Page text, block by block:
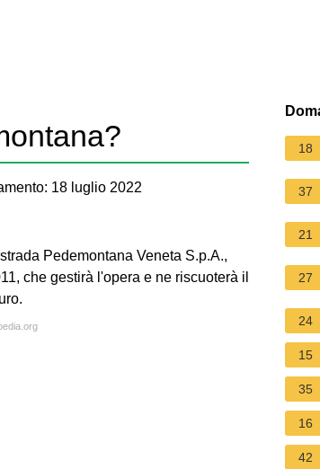
18 luglio 2022
Pedemontana Veneta S.p.A.,
che gestirà l'opera e ne riscuoterà il
18
37
21
27
24
15
35
16
42